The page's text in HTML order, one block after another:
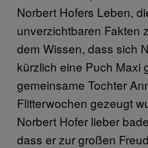
Norbert Hofers Leben,
unverzichtbaren Fakten
dem Wissen, dass sich
kürzlich eine Puch Maxi
gemeinsame Tochter
Flitterwochen gezeugt
Norbert Hofer lieber
dass er zur großen